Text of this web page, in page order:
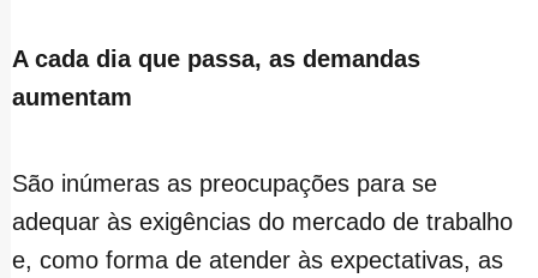
A cada dia que passa, as demandas
aumentam
São inúmeras as preocupações para se
adequar às exigências do mercado de trabalho
e, como forma de atender às expectativas, as